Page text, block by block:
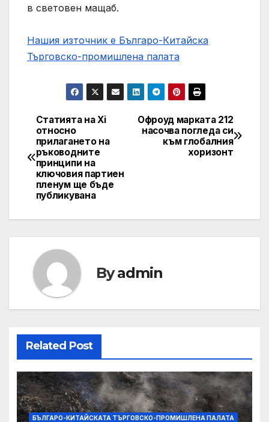
в световен мащаб.
Нашия източник е Българо-Китайска
Търговско-промишлена палaта
Post
navigation
Офроуд марката 212
насочва погледа си
към глобалния
хоризонт
Статията на Xi
относно
прилагането на
ръководните
принципи на
ключовия партиен
пленум ще бъде
публикувана
Byadmin
Related Post
БЪЛГАРО-КИТАЙСКАТА ТЪРГОВСКО-ПРОМИШЛЕНА ПАЛАТА